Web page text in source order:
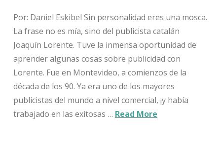
Por: Daniel Eskibel Sin personalidad eres una mosca.
La frase no es mía, sino del publicista catalán
Joaquín Lorente. Tuve la inmensa oportunidad de
aprender algunas cosas sobre publicidad con
Lorente. Fue en Montevideo, a comienzos de la
década de los 90. Ya era uno de los mayores
publicistas del mundo a nivel comercial, ¡y había
trabajado en las exitosas … Read More